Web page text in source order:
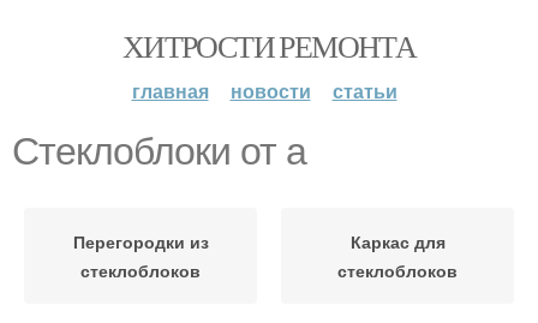
ХИТРОСТИ РЕМОНТА
главная новости статьи
Стеклоблоки от а
Перегородки из
стеклоблоков
Каркас для
стеклоблоков